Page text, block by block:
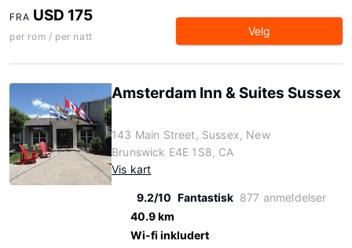
FRA USD 175
per rom / per natt Velg
Amsterdam Inn & Suites Sussex
143 Main Street, Sussex, New
Brunswick E4E 1S8, CA
Vis kart
9.2/10 Fantastisk 877 anmeldelser
40.9 km
Wi-fi inkludert